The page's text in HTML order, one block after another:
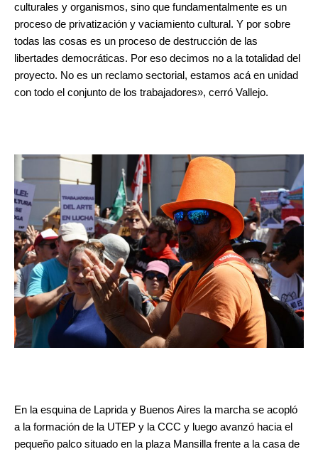
culturales y organismos, sino que fundamentalmente es un
proceso de privatización y vaciamiento cultural. Y por sobre
todas las cosas es un proceso de destrucción de las
libertades democráticas. Por eso decimos no a la totalidad del
proyecto. No es un reclamo sectorial, estamos acá en unidad
con todo el conjunto de los trabajadores», cerró Vallejo.
En la esquina de Laprida y Buenos Aires la marcha se acopló
a la formación de la UTEP y la CCC y luego avanzó hacia el
pequeño palco situado en la plaza Mansilla frente a la casa de